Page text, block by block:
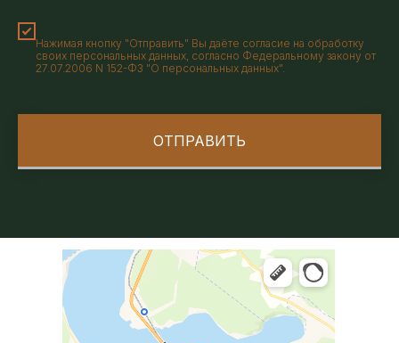
Нажимая кнопку "Отправить" Вы даёте согласие на обработку
своих персональных данных, согласно Федеральному закону от
27.07.2006 N 152-ФЗ "О персональных данных".
ОТПРАВИТЬ